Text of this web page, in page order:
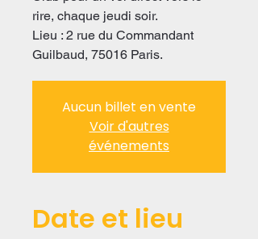
rire, chaque jeudi soir.
Lieu : 2 rue du Commandant
Guilbaud, 75016 Paris.
Aucun billet en vente
Voir d'autres
événements
Date et lieu